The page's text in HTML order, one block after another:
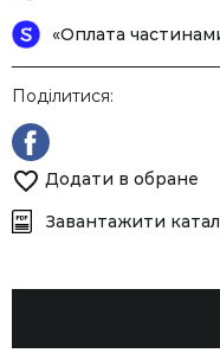
«Оплата
Поділитися:
Додати в обране
Завантажити